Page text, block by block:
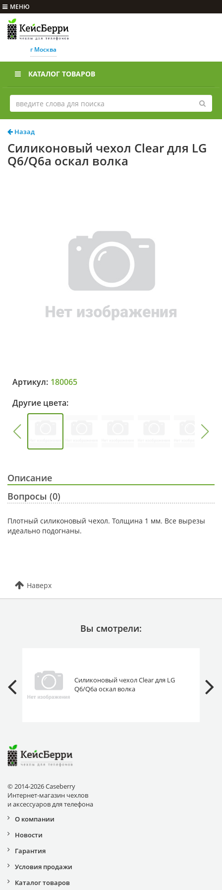
МЕНЮ
г Москва
КАТАЛОГ ТОВАРОВ
Назад
Силиконовый чехол Clear для LG
Q6/Q6a оскал волка
Артикул: 180065
Другие цвета:
Описание
Вопросы (0)
Плотный силиконовый чехол. Толщина 1 мм. Все вырезы
идеально подогнаны.
Наверх
Вы смотрели:
Силиконовый чехол Clear для LG
Q6/Q6a оскал волка
© 2014-2026 Caseberry
Интернет-магазин чехлов
и аксессуаров для телефона
О компании
Новости
Гарантия
Условия продажи
Каталог товаров